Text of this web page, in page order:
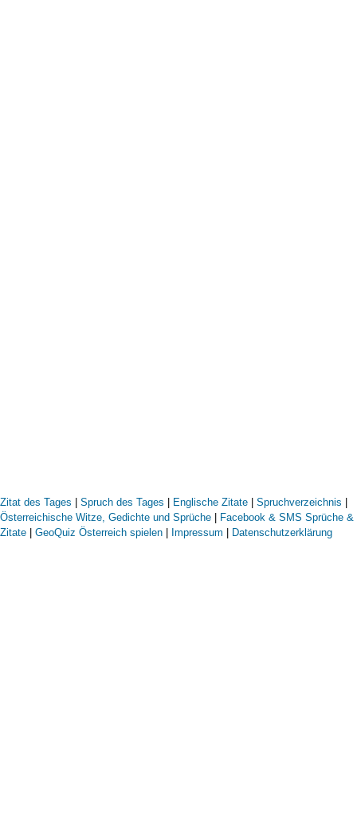
Zitat des Tages | Spruch des Tages | Englische Zitate | Spruchverzeichnis |
Österreichische Witze, Gedichte und Sprüche | Facebook & SMS Sprüche &
Zitate | GeoQuiz Österreich spielen | Impressum | Datenschutzerklärung